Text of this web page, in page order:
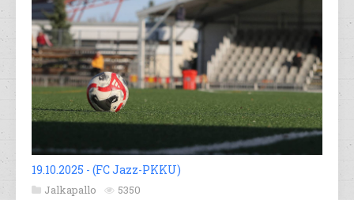
19.10.2025 - (FC Jazz-PKKU)
Jalkapallo 5350